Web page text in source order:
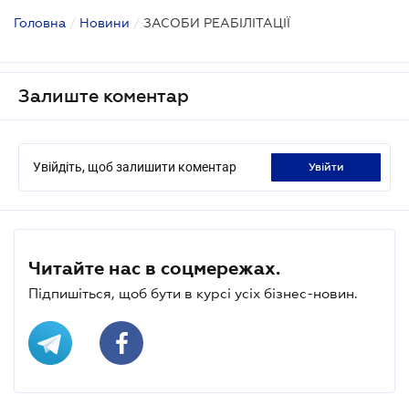
Головна / Новини / ЗАСОБИ РЕАБІЛІТАЦІЇ
Залиште коментар
Увійдіть, щоб залишити коментар увійти
Читайте нас в соцмережах.
Підпишіться, щоб бути в курсі усіх бізнес-новин.